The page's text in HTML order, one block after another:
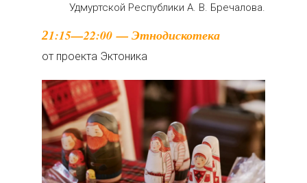
Удмуртской Республики А. В. Бречалова.
21:15—22:00 — Этнодискотека
от проекта Эктоника